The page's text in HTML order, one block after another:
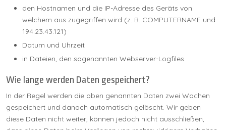
den Hostnamen und die IP-Adresse des Geräts von
welchem aus zugegriffen wird (z. B. COMPUTERNAME und
194.23.43.121)
Datum und Uhrzeit
in Dateien, den sogenannten Webserver-Logfiles
Wie lange werden Daten gespeichert?
In der Regel werden die oben genannten Daten zwei Wochen
gespeichert und danach automatisch gelöscht. Wir geben
diese Daten nicht weiter, können jedoch nicht ausschließen,